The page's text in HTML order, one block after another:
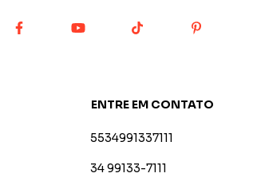
ENTRE EM CONTATO
5534991337111
34 99133-7111